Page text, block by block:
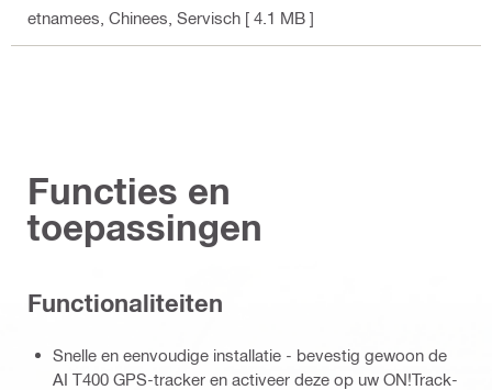
etnamees, Chinees, Servisch [ 4.1 MB ]
Functies en
toepassingen
Functionaliteiten
Snelle en eenvoudige installatie - bevestig gewoon de
AI T400 GPS-tracker en activeer deze op uw ON!Track-